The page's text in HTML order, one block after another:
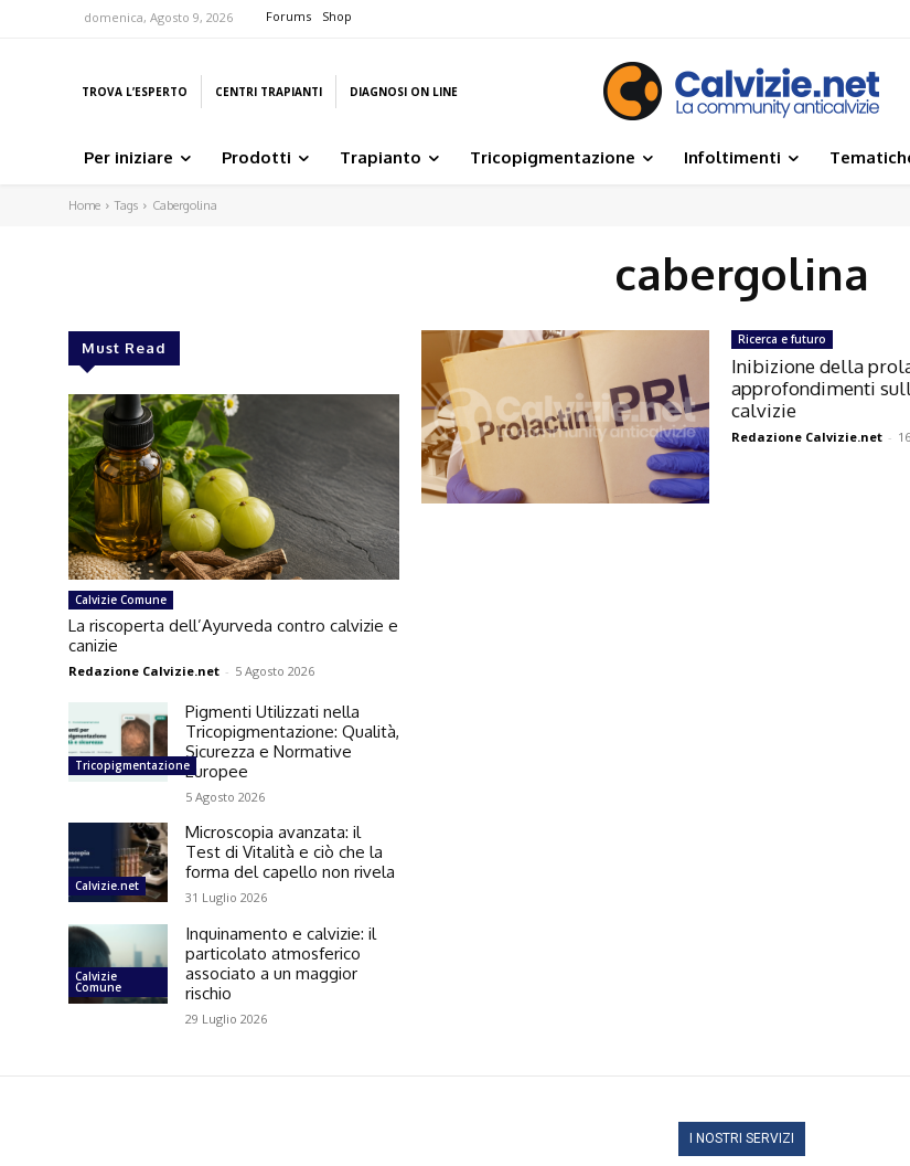
domenica, Agosto 9, 2026 Forums Shop
TROVA L’ESPERTO CENTRI TRAPIANTI DIAGNOSI ON LINE
Per iniziare Prodotti Trapianto Tricopigmentazione Infoltimenti
Home Tags Cabergolina
cabergolina
Must Read
Calvizie Comune
La riscoperta dell’Ayurveda contro calvizie e
canizie
Redazione Calvizie.net - 5 Agosto 2026
Tricopigmentazione
Pigmenti Utilizzati nella
Tricopigmentazione: Qualità,
Sicurezza e Normative
Europee
5 Agosto 2026
Calvizie.net
Microscopia avanzata: il
Test di Vitalità e ciò che la
forma del capello non rivela
31 Luglio 2026
Calvizie
Comune
Inquinamento e calvizie: il
particolato atmosferico
associato a un maggior
rischio
29 Luglio 2026
Ricerca e futuro
Inibizione della
approfondimenti
calvizie
Redazione Calvizie.net -
I NOSTRI SERVIZI